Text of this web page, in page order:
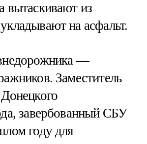
вытаскивают из
на асфальт.
—
Заместитель
завербованный СБУ
году для